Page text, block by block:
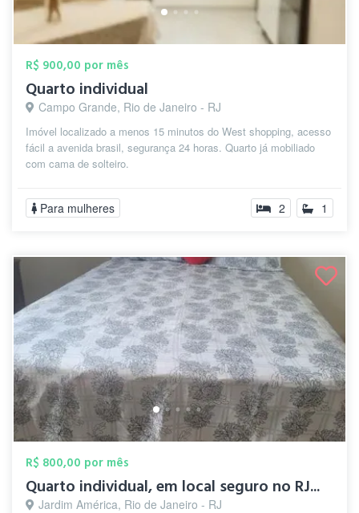
R$ 900,00 por mês
Quarto individual
Campo Grande, Rio de Janeiro - RJ
Imóvel localizado a menos 15 minutos do West shopping, acesso
fácil a avenida brasil, segurança 24 horas. Quarto já mobiliado
com cama de solteiro.
Para mulheres 2 1
R$ 800,00 por mês
Quarto individual, em local seguro no RJ...
Jardim América, Rio de Janeiro - RJ